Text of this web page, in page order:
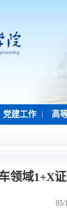
党建工作 高
领域1+X
05/